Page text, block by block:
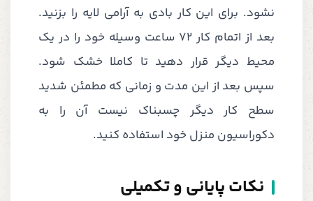
نشود. برای این کار بادی به آرامی لایه را بزنید.
بعد از اتمام کار 72 ساعت وسیله خود را در یک
محیط دیگر قرار دهید تا کاملا خشک شود.
سپس بعد از این مدت و زمانی که مطمئن شدید
سطح کار دیگر چسبناک نیست آن را به
دکوراسیون منزل خود استفاده کنید.
نکات پایانی و تکمیلی